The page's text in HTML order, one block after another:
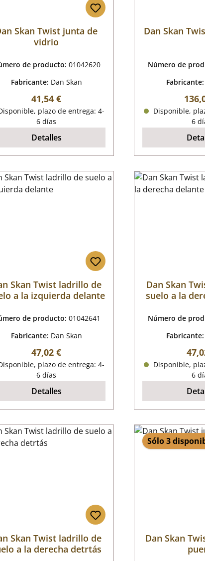
Skan Twist junta de
vidrio
de producto: 01042620
Fabricante: Dan Skan
Precio normal:
41,54 €
plazo de entrega: 4-
6 días
Detalles
Dan Skan
Número de
Fabricante:
Disponible,
6
Skan Twist ladrillo de
a la izquierda delante
de producto: 01042641
Fabricante: Dan Skan
Precio normal:
47,02 €
plazo de entrega: 4-
6 días
Detalles
Dan Skan
suelo a la
Número de
Fabricante:
Disponible,
6
Skan Twist ladrillo de
a la derecha detrtás
Sólo 3
Dan Skan